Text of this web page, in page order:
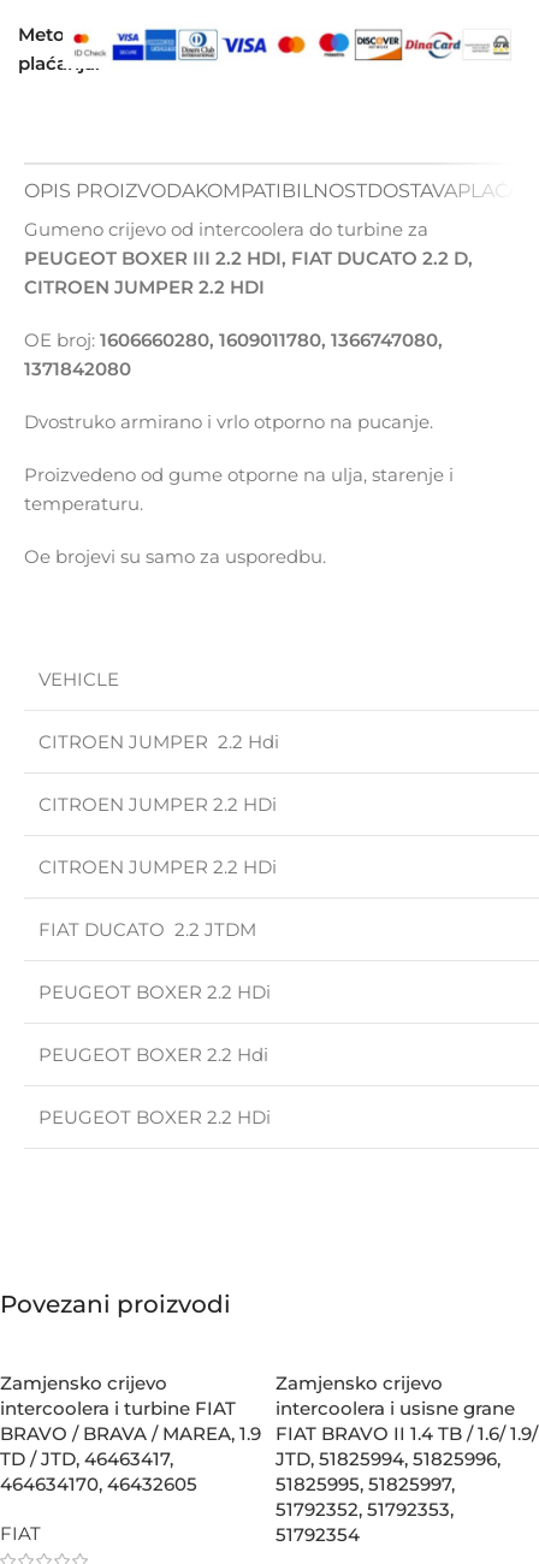
Metode
plaćanja:
OPIS PROIZVODAKOMPATIBILNOSTDOSTAVA
Gumeno crijevo od intercoolera do turbine za
PEUGEOT BOXER III 2.2 HDI, FIAT DUCATO 2.2 D,
CITROEN JUMPER 2.2 HDI
OE broj: 1606660280, 1609011780, 1366747080,
1371842080
Dvostruko armirano i vrlo otporno na pucanje.
Proizvedeno od gume otporne na ulja, starenje i
temperaturu.
Oe brojevi su samo za usporedbu.
VEHICLE
CITROEN JUMPER 2.2 Hdi
CITROEN JUMPER 2.2 HDi
CITROEN JUMPER 2.2 HDi
FIAT DUCATO 2.2 JTDM
PEUGEOT BOXER 2.2 HDi
PEUGEOT BOXER 2.2 Hdi
PEUGEOT BOXER 2.2 HDi
Povezani proizvodi
Zamjensko crijevo
intercoolera i turbine FIAT
BRAVO / BRAVA / MAREA, 1.9
TD / JTD, 46463417,
464634170, 46432605
FIAT
Zamjensko crijevo
intercoolera i usisne grane
FIAT BRAVO II 1.4 TB / 1.6/ 1.9/
JTD, 51825994, 51825996,
51825995, 51825997,
51792352, 51792353,
51792354